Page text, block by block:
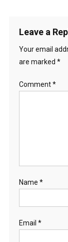
Leave a
Your email
are marked *
Comment*
Name *
Email *